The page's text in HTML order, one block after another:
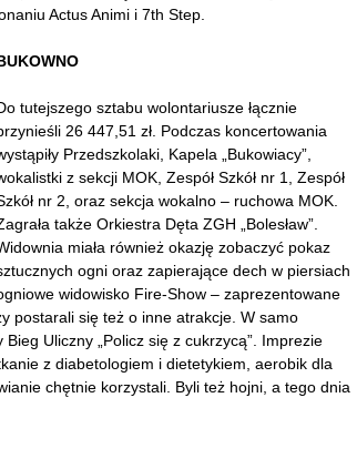
Actus Animi i 7th Step.
tutejszego sztabu wolontariusze łącznie
26 447,51 zł. Podczas koncertowania
Przedszkolaki, Kapela „Bukowiacy”,
z sekcji MOK, Zespół Szkół nr 1, Zespół
nr 2, oraz sekcja wokalno – ruchowa MOK.
także Orkiestra Dęta ZGH „Bolesław”.
miała również okazję zobaczyć pokaz
ogni oraz zapierające dech w piersiach
widowisko Fire-Show – zaprezentowane
postarali się też o inne atrakcje. W samo
Uliczny „Policz się z cukrzycą”. Imprezie
z diabetologiem i dietetykiem, aerobik dla
chętnie korzystali. Byli też hojni, a tego dnia